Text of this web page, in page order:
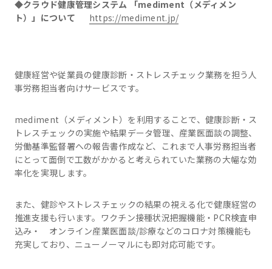
◆クラウド健康管理システム 「mediment（メディメン
ト）」について
https://mediment.jp/
健康経営や従業員の健康診断・ストレスチェック業務を担う人
事労務担当者向けサービスです。
mediment（メディメント）を利用することで、健康診断・ス
トレスチェックの実施や結果データ管理、産業医面談の調整、
労働基準監督署への報告書作成など、これまで人事労務担当者
にとって面倒で工数がかかると考えられていた業務の大幅な効
率化を実現します。
また、健診やストレスチェックの結果の視える化で健康経営の
推進支援も行います。ワクチン接種状況把握機能・PCR検査申
込み・ オンライン産業医面談/診療などのコロナ対策機能も
充実しており、ニューノーマルにも即対応可能です。